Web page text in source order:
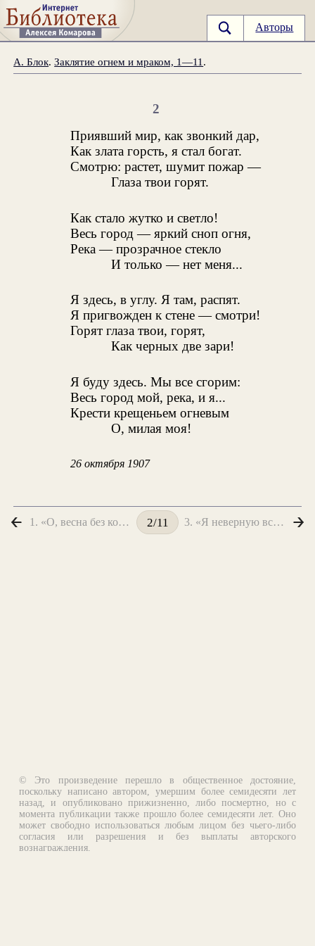
Авторы
А. Блок.Заклятие огнем и мраком, 1—11 .
2
Приявший мир, как звонкий дар,
Как злата горсть, я стал богат.
Смотрю: растет, шумит пожар —
Глаза твои горят.
Как стало жутко и светло!
Весь город — яркий сноп огня,
Река — прозрачное стекло
И только — нет меня...
Я здесь, в углу. Я там, распят.
Я пригвожден к стене — смотри!
Горят глаза твои, горят,
Как черных две зари!
Я буду здесь. Мы все сгорим:
Весь город мой, река, и я...
Крести крещеньем огневым
О, милая моя!
26 октября 1907
1. «О, весна без конца и без краю...» 2/11 3. «Я неверную встретил у входа...»
© Это произведение перешло в общественное достояние,
поскольку написано автором, умершим более семидесяти лет
назад, и опубликовано прижизненно, либо посмертно, но с
момента публикации также прошло более семидесяти лет. Оно
может свободно использоваться любым лицом без чьего-либо
согласия или разрешения и без выплаты авторского
вознаграждения.